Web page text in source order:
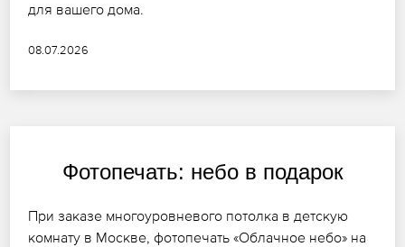
для вашего дома.
08.07.2026
Фотопечать: небо в подарок
При заказе многоуровневого потолка в детскую
комнату в Москве, фотопечать «Облачное небо» на